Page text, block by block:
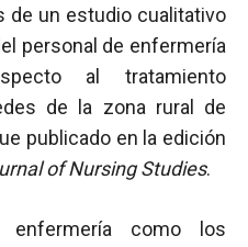
de un estudio cualitativo
personal de enfermería
al tratamiento
de la zona rural de
publicado en la edición
of Nursing Studies.
como los